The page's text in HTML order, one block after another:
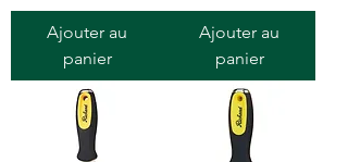
Ajouter au
panier
Ajouter au
panier